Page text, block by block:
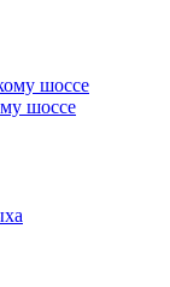
шоссе
шоссе